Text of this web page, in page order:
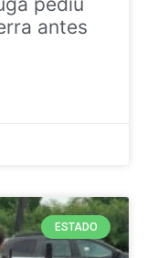
antes
ESTADO